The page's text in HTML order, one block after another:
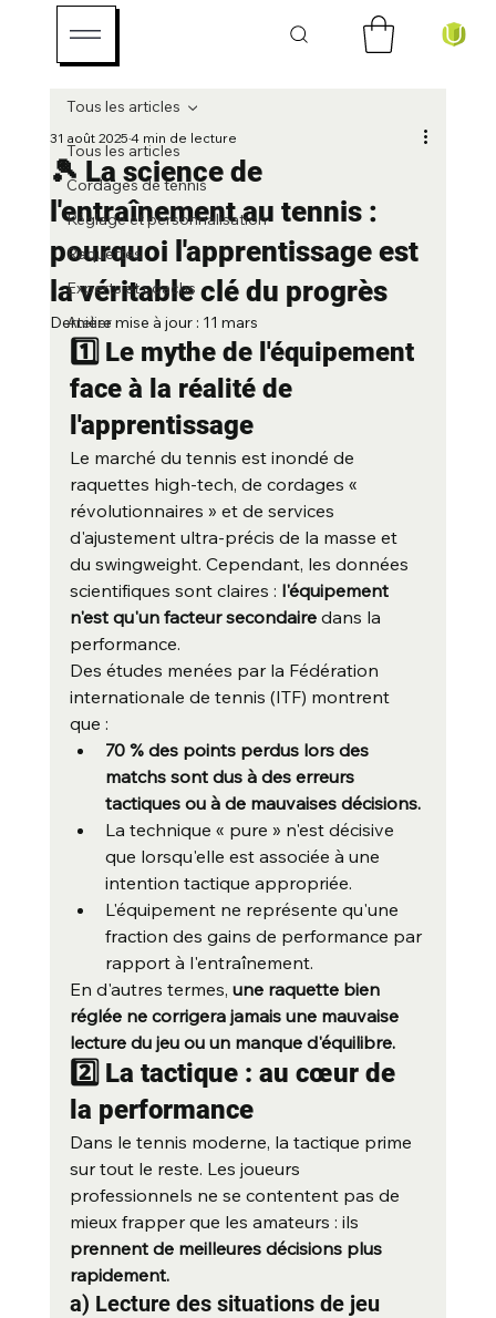
Tous les articles
Cordages de tennis
Réglage et personnalisation
Raquettes
Experts et coachs
Atelier
Tous les articles
🎾 La science de
l'entraînement au tennis :
pourquoi l'apprentissage est
la véritable clé du progrès
31 août 20254 min de lecture
Dernière mise à jour : 11 mars
1️⃣ Le mythe de l'équipement
face à la réalité de
l'apprentissage
Le marché du tennis est inondé de
raquettes high-tech, de cordages «
révolutionnaires » et de services
d'ajustement ultra-précis de la masse et
du swingweight. Cependant, les données
scientifiques sont claires : l'équipement
n'est qu'un facteur secondaire dans la
performance.
Des études menées par la Fédération
internationale de tennis (ITF) montrent
que :
70 % des points perdus lors des
matchs sont dus à des erreurs
tactiques ou à de mauvaises décisions.
La technique « pure » n'est décisive
que lorsqu'elle est associée à une
intention tactique appropriée.
L'équipement ne représente qu'une
fraction des gains de performance par
rapport à l'entraînement.
En d'autres termes, une raquette bien
réglée ne corrigera jamais une mauvaise
lecture du jeu ou un manque d'équilibre.
2️⃣ La tactique : au cœur de
la performance
Dans le tennis moderne, la tactique prime
sur tout le reste. Les joueurs
professionnels ne se contentent pas de
mieux frapper que les amateurs : ils
prennent de meilleures décisions plus
rapidement.
a) Lecture des situations de jeu